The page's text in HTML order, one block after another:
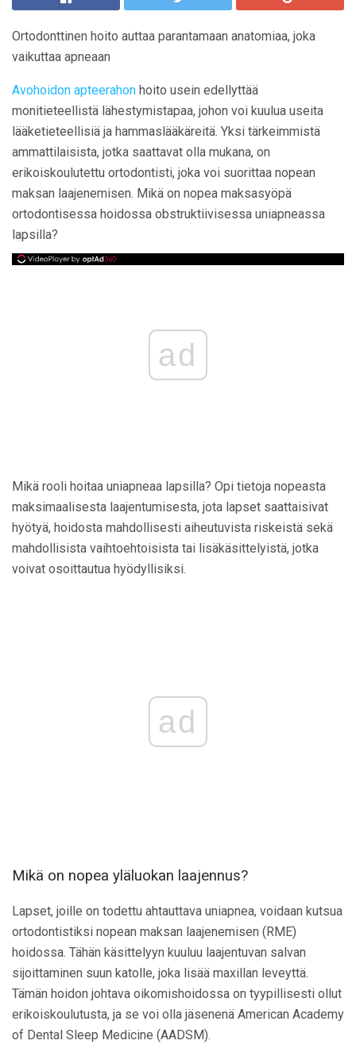
Ortodonttinen hoito auttaa parantamaan anatomiaa, joka
vaikuttaa apneaan
Avohoidon apteerahon hoito usein edellyttää
monitieteellistä lähestymistapaa, johon voi kuulua useita
lääketieteellisiä ja hammaslääkäreitä. Yksi tärkeimmistä
ammattilaisista, jotka saattavat olla mukana, on
erikoiskoulutettu ortodontisti, joka voi suorittaa nopean
maksan laajenemisen. Mikä on nopea maksasyöpä
ortodontisessa hoidossa obstruktiivisessa uniapneassa
lapsilla?
ad
Mikä rooli hoitaa uniapneaa lapsilla? Opi tietoja nopeasta
maksimaalisesta laajentumisesta, jota lapset saattaisivat
hyötyä, hoidosta mahdollisesti aiheutuvista riskeistä sekä
mahdollisista vaihtoehtoisista tai lisäkäsittelyistä, jotka
voivat osoittautua hyödyllisiksi.
ad
Mikä on nopea yläluokan laajennus?
Lapset, joille on todettu ahtauttava uniapnea, voidaan kutsua
ortodontistiksi nopean maksan laajenemisen (RME)
hoidossa. Tähän käsittelyyn kuuluu laajentuvan salvan
sijoittaminen suun katolle, joka lisää maxillan leveyttä.
Tämän hoidon johtava oikomishoidossa on tyypillisesti ollut
erikoiskoulutusta, ja se voi olla jäsenenä American Academy
of Dental Sleep Medicine (AADSM).